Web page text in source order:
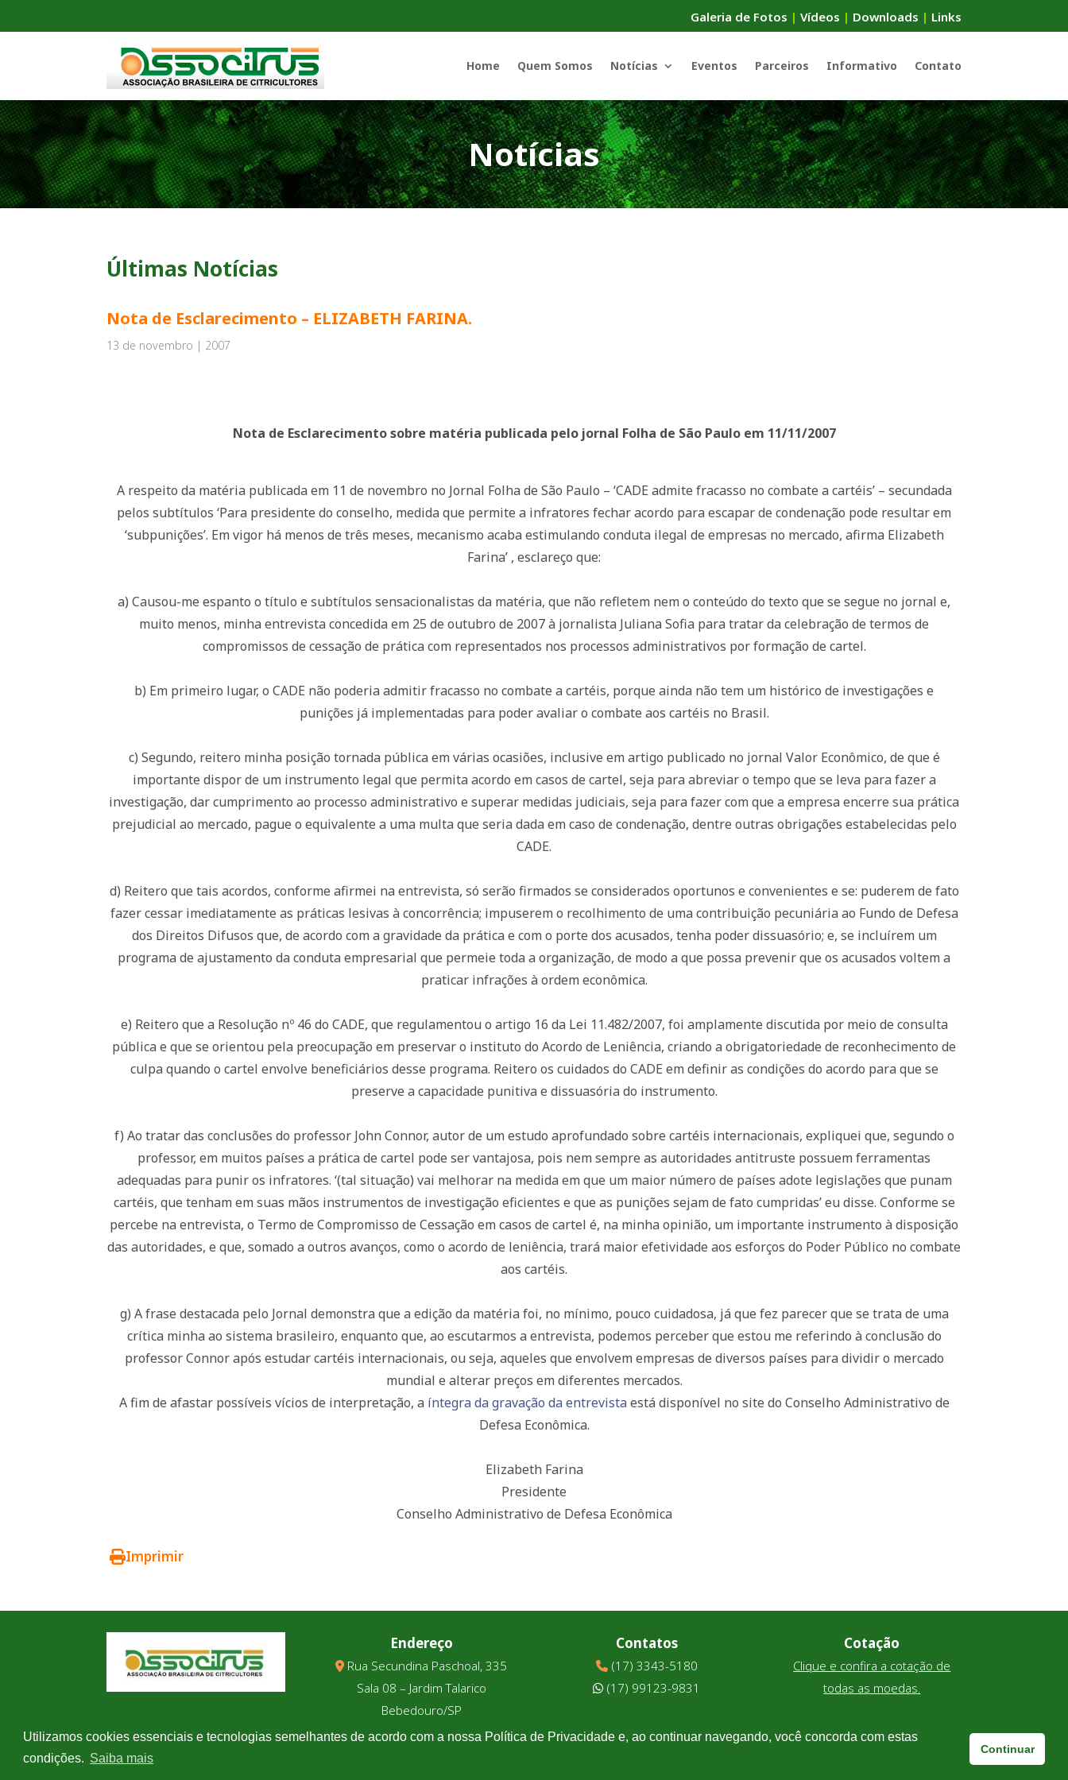
Galeria de Fotos | Vídeos | Downloads | Links
Home Quem Somos Notícias Eventos Parceiros Informativo Contato
Notícias
Últimas Notícias
Nota de Esclarecimento – ELIZABETH FARINA.
13 de novembro | 2007
Nota de Esclarecimento sobre matéria publicada pelo jornal Folha de São Paulo em 11/11/2007
A respeito da matéria publicada em 11 de novembro no Jornal Folha de São Paulo – ‘CADE admite fracasso no combate a cartéis’ – secundada
pelos subtítulos ‘Para presidente do conselho, medida que permite a infratores fechar acordo para escapar de condenação pode resultar em
‘subpunições’. Em vigor há menos de três meses, mecanismo acaba estimulando conduta ilegal de empresas no mercado, afirma Elizabeth
Farina’ , esclareço que:
a) Causou-me espanto o título e subtítulos sensacionalistas da matéria, que não refletem nem o conteúdo do texto que se segue no jornal e,
muito menos, minha entrevista concedida em 25 de outubro de 2007 à jornalista Juliana Sofia para tratar da celebração de termos de
compromissos de cessação de prática com representados nos processos administrativos por formação de cartel.
b) Em primeiro lugar, o CADE não poderia admitir fracasso no combate a cartéis, porque ainda não tem um histórico de investigações e
punições já implementadas para poder avaliar o combate aos cartéis no Brasil.
c) Segundo, reitero minha posição tornada pública em várias ocasiões, inclusive em artigo publicado no jornal Valor Econômico, de que é
importante dispor de um instrumento legal que permita acordo em casos de cartel, seja para abreviar o tempo que se leva para fazer a
investigação, dar cumprimento ao processo administrativo e superar medidas judiciais, seja para fazer com que a empresa encerre sua prática
prejudicial ao mercado, pague o equivalente a uma multa que seria dada em caso de condenação, dentre outras obrigações estabelecidas pelo
CADE.
d) Reitero que tais acordos, conforme afirmei na entrevista, só serão firmados se considerados oportunos e convenientes e se: puderem de fato
fazer cessar imediatamente as práticas lesivas à concorrência; impuserem o recolhimento de uma contribuição pecuniária ao Fundo de Defesa
dos Direitos Difusos que, de acordo com a gravidade da prática e com o porte dos acusados, tenha poder dissuasório; e, se incluírem um
programa de ajustamento da conduta empresarial que permeie toda a organização, de modo a que possa prevenir que os acusados voltem a
praticar infrações à ordem econômica.
e) Reitero que a Resolução nº 46 do CADE, que regulamentou o artigo 16 da Lei 11.482/2007, foi amplamente discutida por meio de consulta
pública e que se orientou pela preocupação em preservar o instituto do Acordo de Leniência, criando a obrigatoriedade de reconhecimento de
culpa quando o cartel envolve beneficiários desse programa. Reitero os cuidados do CADE em definir as condições do acordo para que se
preserve a capacidade punitiva e dissuasória do instrumento.
f) Ao tratar das conclusões do professor John Connor, autor de um estudo aprofundado sobre cartéis internacionais, expliquei que, segundo o
professor, em muitos países a prática de cartel pode ser vantajosa, pois nem sempre as autoridades antitruste possuem ferramentas
adequadas para punir os infratores. ‘(tal situação) vai melhorar na medida em que um maior número de países adote legislações que punam
cartéis, que tenham em suas mãos instrumentos de investigação eficientes e que as punições sejam de fato cumpridas’ eu disse. Conforme se
percebe na entrevista, o Termo de Compromisso de Cessação em casos de cartel é, na minha opinião, um importante instrumento à disposição
das autoridades, e que, somado a outros avanços, como o acordo de leniência, trará maior efetividade aos esforços do Poder Público no combate
aos cartéis.
g) A frase destacada pelo Jornal demonstra que a edição da matéria foi, no mínimo, pouco cuidadosa, já que fez parecer que se trata de uma
crítica minha ao sistema brasileiro, enquanto que, ao escutarmos a entrevista, podemos perceber que estou me referindo à conclusão do
professor Connor após estudar cartéis internacionais, ou seja, aqueles que envolvem empresas de diversos países para dividir o mercado
mundial e alterar preços em diferentes mercados.
A fim de afastar possíveis vícios de interpretação, a íntegra da gravação da entrevista está disponível no site do Conselho Administrativo de
Defesa Econômica.
Elizabeth Farina
Presidente
Conselho Administrativo de Defesa Econômica
Imprimir
Endereço
Rua Secundina Paschoal, 335
Sala 08 – Jardim Talarico
Bebedouro/SP
Contatos
(17) 3343-5180
(17) 99123-9831
Cotação
Clique e confira a cotação de
todas as moedas.
Utilizamos cookies essenciais e tecnologias semelhantes de acordo com a nossa Política de Privacidade e, ao continuar navegando, você concorda com estas
condições. Saiba mais
Continuar